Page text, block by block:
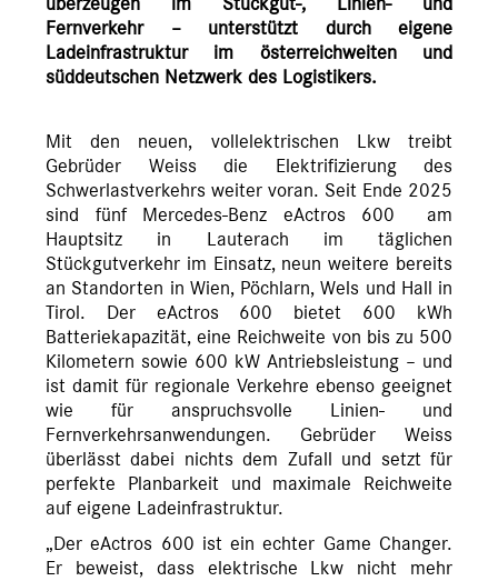
überzeugen im Stückgut-, Linien- und
Fernverkehr – unterstützt durch eigene
Ladeinfrastruktur im österreichweiten und
süddeutschen Netzwerk des Logistikers.
Mit den neuen, vollelektrischen Lkw treibt
Gebrüder Weiss die Elektrifizierung des
Schwerlastverkehrs weiter voran. Seit Ende 2025
sind fünf Mercedes-Benz eActros 600 am
Hauptsitz in Lauterach im täglichen
Stückgutverkehr im Einsatz, neun weitere bereits
an Standorten in Wien, Pöchlarn, Wels und Hall in
Tirol. Der eActros 600 bietet 600 kWh
Batteriekapazität, eine Reichweite von bis zu 500
Kilometern sowie 600 kW Antriebsleistung – und
ist damit für regionale Verkehre ebenso geeignet
wie für anspruchsvolle Linien- und
Fernverkehrsanwendungen. Gebrüder Weiss
überlässt dabei nichts dem Zufall und setzt für
perfekte Planbarkeit und maximale Reichweite
auf eigene Ladeinfrastruktur.
„Der eActros 600 ist ein echter Game Changer.
Er beweist, dass elektrische Lkw nicht mehr